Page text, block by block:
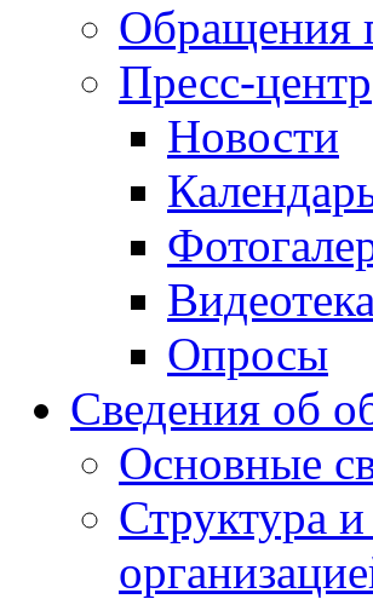
Обращения
Пресс-центр
Новости
Видеотека
Опросы
Сведения об
Основные
Структура